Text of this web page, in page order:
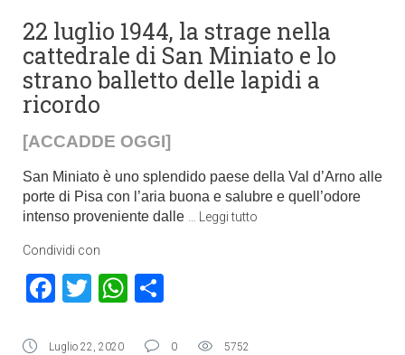
22 luglio 1944, la strage nella
cattedrale di San Miniato e lo
strano balletto delle lapidi a
ricordo
[ACCADDE OGGI]
San Miniato è uno splendido paese della Val d’Arno alle
porte di Pisa con l’aria buona e salubre e quell’odore
intenso proveniente dalle
Leggi tutto
Condividi con
Facebook
TwitterWhatsApp
Luglio 22, 2020 0
5752